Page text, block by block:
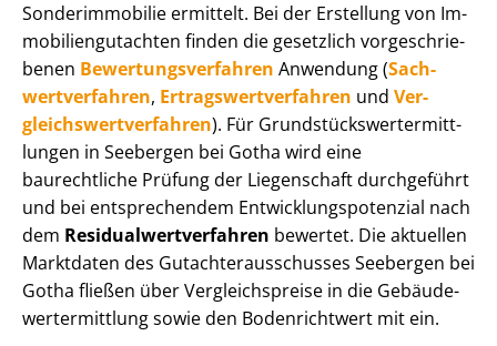
Sonderimmobilie ermittelt. Bei der Erstellung von Im­
mo­bi­li­en­gut­ach­ten finden die gesetzlich vor­ge­schrie­
be­nen Be­wer­tungs­ver­fah­ren Anwendung (Sach­
wert­ver­fah­ren, Er­trags­wert­ver­fah­ren und Ver­
gleichs­wert­ver­fah­ren). Für Grund­stücks­wert­ermitt­
lun­gen in Seebergen bei Gotha wird eine
baurechtliche Prüfung der Liegenschaft durchgeführt
und bei entsprechendem Ent­wick­lungs­po­ten­zi­al nach
dem Re­si­du­al­wert­ver­fah­ren bewertet. Die aktuellen
Marktdaten des Gut­ach­ter­aus­schus­ses Seebergen bei
Gotha fließen über Ver­gleichs­prei­se in die Ge­bäu­de­
wert­ermitt­lung sowie den Bodenrichtwert mit ein.